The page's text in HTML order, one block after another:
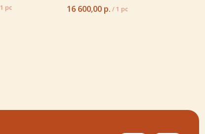
1 pc 16 600,00 р. / 1 pc
Магазин:
г. Красноярск,